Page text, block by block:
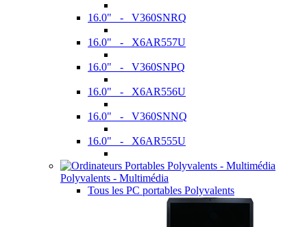
16.0" - V360SNRQ
16.0" - X6AR557U
16.0" - V360SNPQ
16.0" - X6AR556U
16.0" - V360SNNQ
16.0" - X6AR555U
Polyvalents - Multimédia
Tous les PC portables Polyvalents